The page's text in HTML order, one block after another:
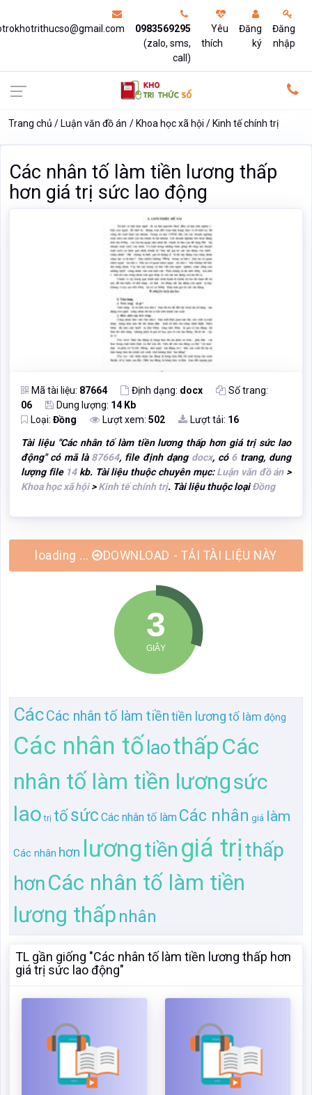
0983569295
(zalo, sms,
call)
Yêu
thích
Đăng
ký
Đăng
nhập
Trang chủ Luận văn đồ án Khoa học xã hội Kinh tế chính trị
Các nhân tố làm tiền lương thấp
hơn giá trị sức lao động
Mã tài liệu: 87664 Định dạng: docx
Số trang:
06
Dung lượng: 14 Kb
Loại: Đồng Lượt xem: 502 Lượt tải: 16
Tài liệu "Các nhân tố làm tiền lương thấp hơn giá trị sức lao
động" có mã là 87664, file định dạng docx, có 6trang, dung
lượng file 14kb. Tài liệu thuộc chuyên mục:Luận văn đồ án>
Khoa học xã hội>Kinh tế chính trị. Tài liệu thuộc loạiĐồng
loading ... DOWNLOAD - TẢI TÀI LIỆU NÀY
CácCác nhân tố làm tiềntiền lương tố làm động
Các nhân tố laothấpCác
nhân tố làm tiền lươngsức
lao trị tố sức Các nhân tố làm Các nhân giá làm
Các nhân hơn lươngtiền giá trịthấp
hơnCác nhân tố làm tiền
lương thấp nhân
TL gần giống "Các nhân tố làm tiền lương thấp hơn
giá trị sức lao động"